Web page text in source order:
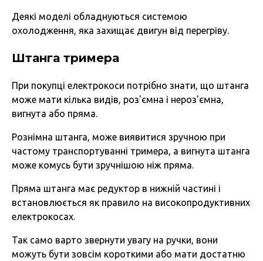
Деякі моделі обладнуються системою
охолодження, яка захищає двигун від перегріву.
Штанга тримера
При покупці електрокоси потрібно знати, що штанга
може мати кілька видів, роз'ємна і нероз'ємна,
вигнута або пряма.
Рознімна штанга, може виявитися зручною при
частому транспортуванні тримера, а вигнута штанга
може комусь бути зручнішою ніж пряма.
Пряма штанга має редуктор в нижній частині і
встановлюється як правило на високопродуктивних
електрокосах.
Так само варто звернути увагу на ручки, вони
можуть бути зовсім короткими або мати достатню